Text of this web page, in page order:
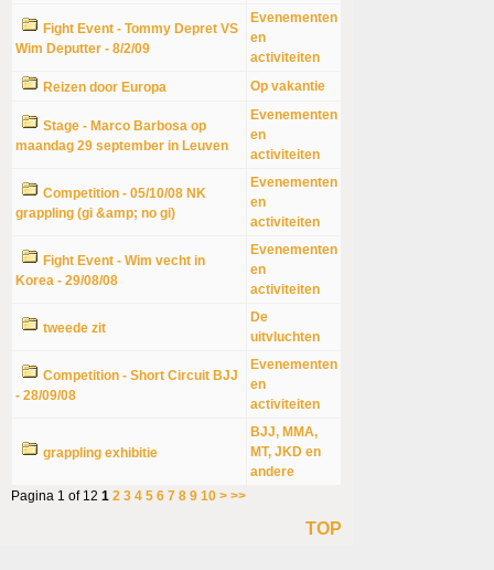
Fight Event - Tommy Depret VS
Wim Deputter - 8/2/09
Evenementen
en
activiteiten
Reizen door Europa
Op vakantie
Stage - Marco Barbosa op
maandag 29 september in Leuven
Evenementen
en
activiteiten
Competition - 05/10/08 NK
grappling (gi &amp; no gi)
Evenementen
en
activiteiten
Fight Event - Wim vecht in
Korea - 29/08/08
Evenementen
en
activiteiten
tweede zit
De
uitvluchten
Competition - Short Circuit BJJ
- 28/09/08
Evenementen
en
activiteiten
grappling exhibitie
BJJ, MMA,
MT, JKD en
andere
Pagina 1 of 12 1 2 3 4 5 6 7 8 9 10 > >>
TOP